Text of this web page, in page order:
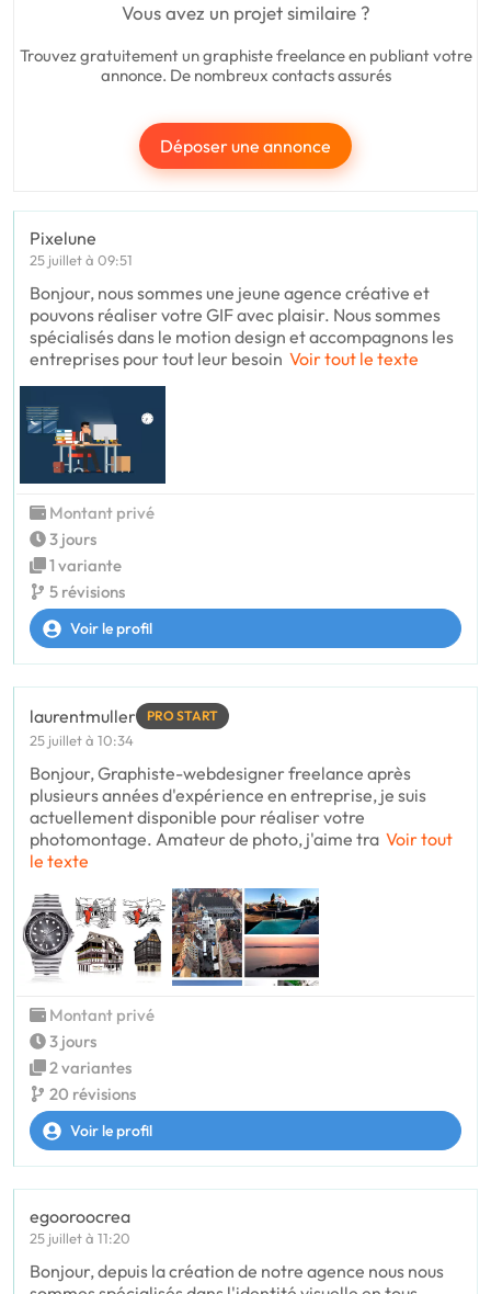
Vous avez un projet similaire ?
Trouvez gratuitement un graphiste freelance en publiant votre
annonce. De nombreux contacts assurés
Déposer une annonce
Pixelune
25 juillet à 09:51
Bonjour, nous sommes une jeune agence créative et
pouvons réaliser votre GIF avec plaisir. Nous sommes
spécialisés dans le motion design et accompagnons les
entreprises pour tout leur besoin Voir tout le texte
Montant privé
3 jours
1 variante
5 révisions
Voir le profil
laurentmuller PRO START
25 juillet à 10:34
Bonjour, Graphiste-webdesigner freelance après
plusieurs années d'expérience en entreprise, je suis
actuellement disponible pour réaliser votre
photomontage. Amateur de photo, j'aime tra Voir tout
le texte
Montant privé
3 jours
2 variantes
20 révisions
Voir le profil
egooroocrea
25 juillet à 11:20
Bonjour, depuis la création de notre agence nous nous